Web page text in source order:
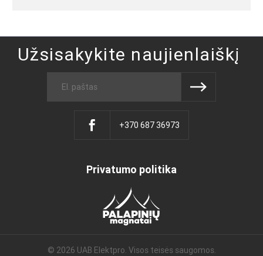
Užsisakykite naujienlaiškį
+370 687 36973
Privatumo politika
© 2026 UAB Elektpro. Visos teisės saugomos.